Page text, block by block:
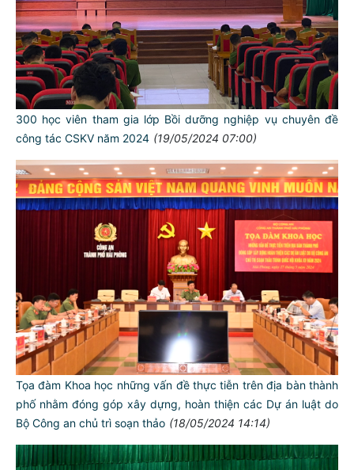
300 học viên tham gia lớp Bồi dưỡng nghiệp vụ chuyên đề
công tác CSKV năm 2024 (19/05/2024 07:00)
Tọa đàm Khoa học những vấn đề thực tiễn trên địa bàn thành
phố nhằm đóng góp xây dựng, hoàn thiện các Dự án luật do
Bộ Công an chủ trì soạn thảo (18/05/2024 14:14)